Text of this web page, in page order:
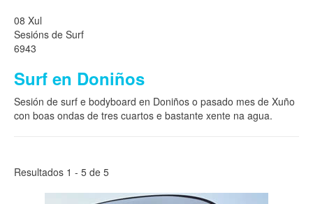
08 Xul
Sesións de Surf
6943
Surf en Doniños
Sesión de surf e bodyboard en Doniños o pasado mes de Xuño
con boas ondas de tres cuartos e bastante xente na agua.
Resultados 1 - 5 de 5